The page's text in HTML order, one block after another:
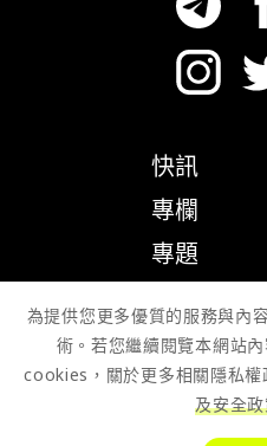
快訊
專欄
專題
為提供您更多優質的服務與內
術。若您繼續閱覽本網站
cookies，關於更多相關隱私權
及安全